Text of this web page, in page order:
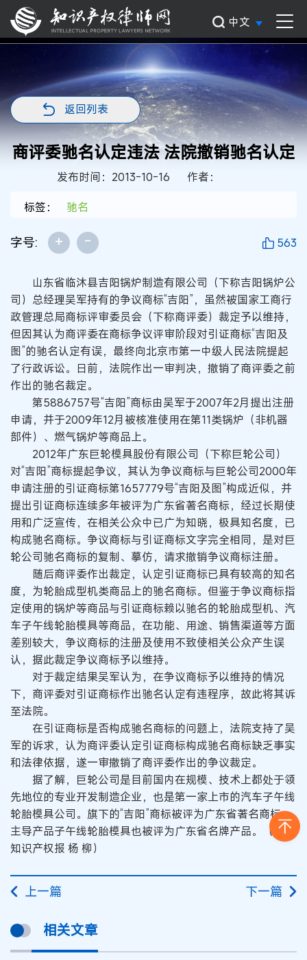
中文
返回列表
商评委驰名认定违法 法院撤销驰名认定
发布时间：2013-10-16
作者：
标签：
驰名
字号: + - 563
山东省临沐县吉阳锅炉制造有限公司（下称吉阳锅炉公
司）总经理吴军持有的争议商标“吉阳”，虽然被国家工商行
政管理总局商标评审委员会（下称商评委）裁定予以维持，
但因其认为商评委在商标争议评审阶段对引证商标“吉阳及
图”的驰名认定有误，最终向北京市第一中级人民法院提起
了行政诉讼。日前，法院作出一审判决，撤销了商评委之前
作出的驰名裁定。
第5886757号“吉阳”商标由吴军于2007年2月提出注册
申请，并于2009年12月被核准使用在第11类锅炉（非机器
部件）、燃气锅炉等商品上。
2012年广东巨轮模具股份有限公司（下称巨轮公司）
对“吉阳”商标提起争议，其认为争议商标与巨轮公司2000年
申请注册的引证商标第1657779号“吉阳及图”构成近似，并
提出引证商标连续多年被评为广东省著名商标，经过长期使
用和广泛宣传，在相关公众中已广为知晓，极具知名度，已
构成驰名商标。争议商标与引证商标文字完全相同，是对巨
轮公司驰名商标的复制、摹仿，请求撤销争议商标注册。
随后商评委作出裁定，认定引证商标已具有较高的知名
度，为轮胎成型机类商品上的驰名商标。但鉴于争议商标指
定使用的锅炉等商品与引证商标赖以驰名的轮胎成型机、汽
车子午线轮胎模具等商品，在功能、用途、销售渠道等方面
差别较大，争议商标的注册及使用不致使相关公众产生误
认，据此裁定争议商标予以维持。
对于裁定结果吴军认为，在争议商标予以维持的情况
下，商评委对引证商标作出驰名认定有违程序，故此将其诉
至法院。
在引证商标是否构成驰名商标的问题上，法院支持了吴
军的诉求，认为商评委认定引证商标构成驰名商标缺乏事实
和法律依据，遂一审撤销了商评委作出的争议裁定。
据了解，巨轮公司是目前国内在规模、技术上都处于领
先地位的专业开发制造企业，也是第一家上市的汽车子午线
轮胎模具公司。旗下的“吉阳”商标被评为广东省著名商标，
主导产品子午线轮胎模具也被评为广东省名牌产品。（中国
知识产权报 杨 柳）
上一篇 下一篇
相关文章